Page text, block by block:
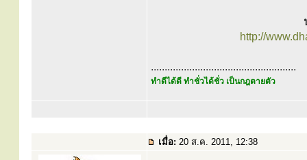
http://
.....................................................
ทำดีได้ดี ทำชั่วได้ชั่ว เป็นกฎตายตัว
เมื่อ: 20 ส.ค. 2011, 12:38